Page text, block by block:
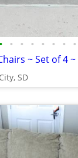
• • • • • • • •
SD